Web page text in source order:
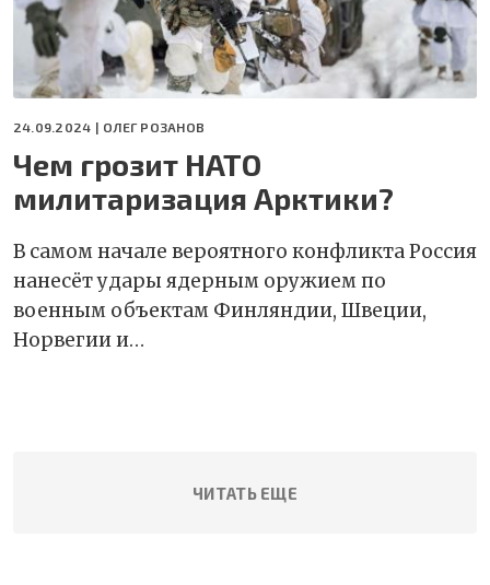
24.09.2024 | ОЛЕГ РОЗАНОВ
Чем грозит НАТО
милитаризация Арктики?
В самом начале вероятного конфликта Россия
нанесёт удары ядерным оружием по
военным объектам Финляндии, Швеции,
Норвегии и…
ЧИТАТЬ ЕЩЕ